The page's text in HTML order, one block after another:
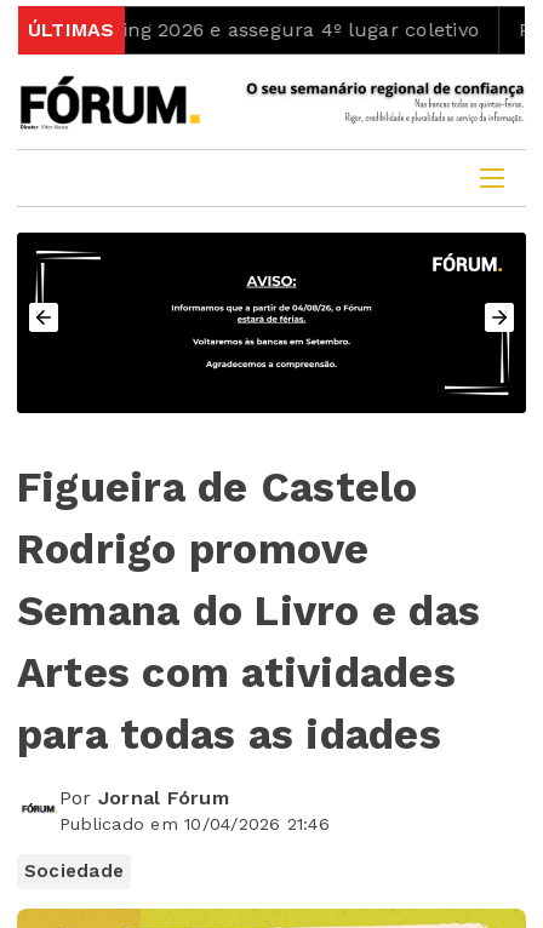
ÚLTIMAS
2026 e assegura 4º lugar coletivo
Figueira de Castelo
Rodrigo promove
Semana do Livro e das
Artes com atividades
para todas as idades
Por Jornal Fórum
Publicado em 10/04/2026 21:46
Sociedade